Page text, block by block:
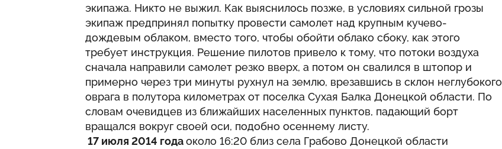
экипажа. Никто не выжил. Как выяснилось позже, в условиях сильной грозы
экипаж предпринял попытку провести самолет над крупным кучево-
дождевым облаком, вместо того, чтобы обойти облако сбоку, как этого
требует инструкция. Решение пилотов привело к тому, что потоки воздуха
сначала направили самолет резко вверх, а потом он свалился в штопор и
примерно через три минуты рухнул на землю, врезавшись в склон неглубокого
оврага в полутора километрах от поселка Сухая Балка Донецкой области. По
словам очевидцев из ближайших населенных пунктов, падающий борт
вращался вокруг своей оси, подобно осеннему листу.
17 июля 2014 годаоколо 16:20 близ села Грабово Донецкой области